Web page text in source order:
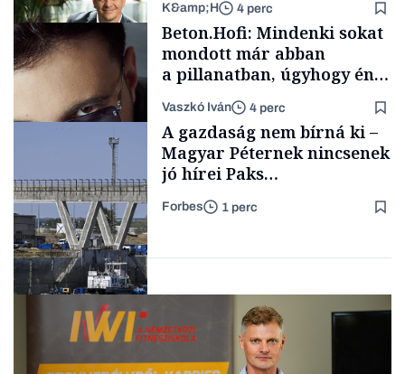
Családi
vállalkozások
TÁMOGATÓI
K&amp;H 4 perc
Forbes-sztori
Beton.Hofi: Mindenki sokat
mondott már abban
a pillanatban, úgyhogy én
a legsarkosabb
gondolataimat akartam
kimondani
Vaszkó Iván 4 perc
A gazdaság nem bírná ki –
Magyar Péternek nincsenek
jó hírei Paks
újraindításáról
Forbes 1 perc